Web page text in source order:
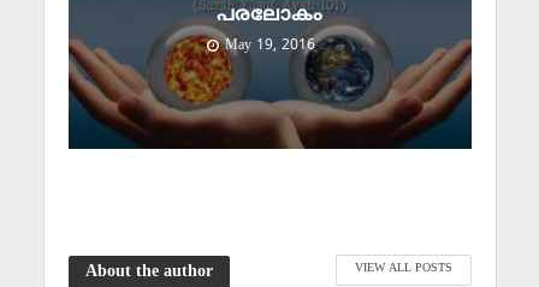
പരലോകം
May 19, 2016
About the author VIEW ALL POSTS